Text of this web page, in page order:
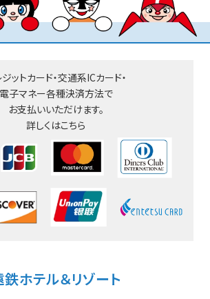
ットカード・交通系ICカード・
電子マネー各種決済方法で
お支払いいただけます。
詳しくはこちら
鉄ホテル＆リゾート